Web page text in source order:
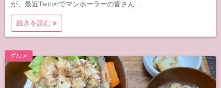
が、最近Twitterでマンホーラーの皆さん…
続きを読む
グルメ